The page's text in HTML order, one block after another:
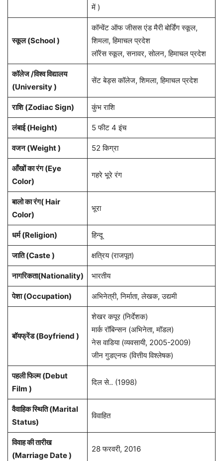
में )
स्कूल (School )
कॉन्वेंट ऑफ जीसस एंड मैरी बोर्डिंग स्कूल,
शिमला, हिमाचल प्रदेश
लॉरेंस स्कूल, सनावर, सोलन, हिमाचल प्रदेश
कॉलेज /विश्व विद्यालय
(University )
सेंट बेड्स कॉलेज, शिमला, हिमाचल प्रदेश
राशि (Zodiac Sign) कुंभ राशि
लंबाई (Height) 5 फीट 4 इंच
वजन (Weight ) 52 किग्रा
आँखों का रंग (Eye
Color)
गहरे भूरे रंग
बालो का रंग( Hair
Color)
भूरा
धर्म (Religion) हिन्दू
जाति (Caste ) क्षत्रिय (राजपूत)
नागरिकता(Nationality) भारतीय
पेशा (Occupation) अभिनेत्री, निर्माता, लेखक, उद्यमी
बॉयफ्रेंड (Boyfriend )
शेखर कपूर (निर्देशक)
मार्क रॉबिन्सन (अभिनेता, मॉडल)
नेस वाडिया (व्यवसायी, 2005-2009)
जीन गुडएनफ (वित्तीय विश्लेषक)
पहली फिल्म (Debut
Film )
दिल से.. (1998)
वैवाहिक स्थिति (Marital
Status)
विवाहित
विवाह की तारीख
(Marriage Date )
28 फरवरी, 2016